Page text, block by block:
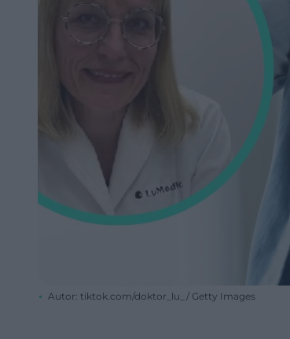
Autor: tiktok.com/doktor_lu_/ Getty Images